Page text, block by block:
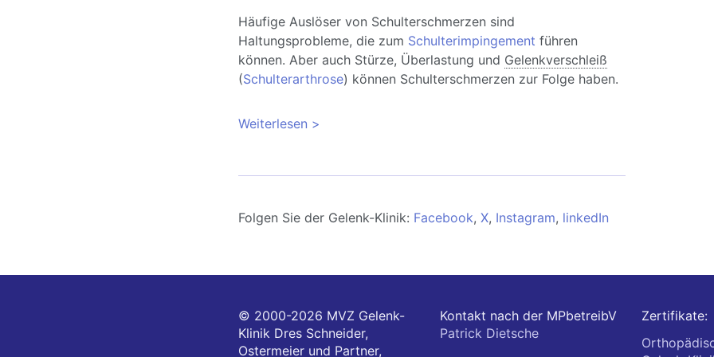
Häufige Auslöser von Schulterschmerzen sind
Haltungsprobleme, die zum Schulterimpingement führen
können. Aber auch Stürze, Überlastung und Gelenkverschleiß
(Schulterarthrose) können Schulterschmerzen zur Folge haben.
Weiterlesen über Schulterschmerzen: Ursachen, Behandlung,
Folgen Sie der Gelenk-Klinik: Facebook, X, Instagram, linkedIn
© 2000-2026 MVZ Gelenk-
Klinik Dres Schneider,
Ostermeier und Partner,
Kontakt nach der MPbetreibV
Patrick Dietsche
Zertifikate: